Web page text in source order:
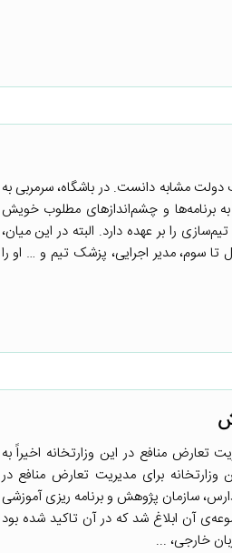
دولت مشابه دانست. در باشگاه، سرمربی به
به برنامه‌ها و چشم‌اندازهای مطلوب خویش
را بر عهده دارد. البته در این میان،
تا سوم، مدیر اجرایی، پزشک تیم و … او را
منافع در این وزارتخانه اخیراً به
وزارتخانه برای مدیریت تعارض منافع در
سازمان پژوهش و برنامه ریزی آموزشی
آن ابلاغ شد که در آن تاکید شده بود
خارجی، ...